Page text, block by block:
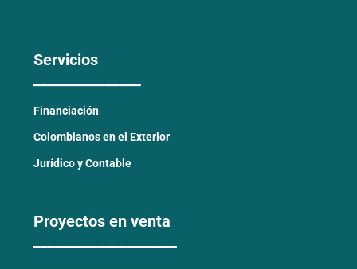
Servicios
Financiación
Colombianos en el Exterior
Jurídico y Contable
Proyectos en venta